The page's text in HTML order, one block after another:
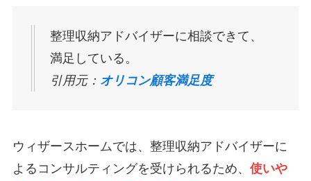
整理収納アドバイザーに相談できて、
満足している。
引用元： オリコン顧客満足度
ウィザースホームでは、整理収納アドバイザーに
よるコンサルティングを受けられるため、 使いや